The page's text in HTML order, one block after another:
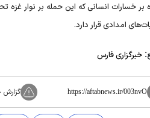
بر خسارات انسانی که این حمله بر نوار
امدادی قرار دارد.
خبرگزاری فارس
https://aftabnews.ir/003nvO گزارش